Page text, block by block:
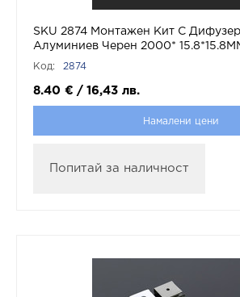
SKU 2874 Монтажен Kит С
Алуминиев Черен 2000*
TAC
Код: 2874
8.40 € / 16,43 лв.
Намалени цени
Попитай за наличност